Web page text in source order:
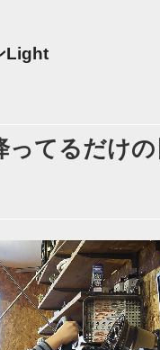
Light
ってるだけ